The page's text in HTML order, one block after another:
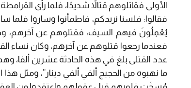
الأولى فقاتلوهم قتالاً شديدًا، فلما رأى
فقالوا: فلسنا نريدكم، فاطمأنوا وساروا
يُعْمِلُونَ فيهم السيف، فقتلوهم عن آخرهم،
فعندما رجعوا قتلوهم عن آخرهم، وكان نساء
عدد القتلى بلغ في هذه الحادثة عشرين ألفا،
ما نهبوه من الحجيج ألفي ألفي دينار”، ومثل هذا